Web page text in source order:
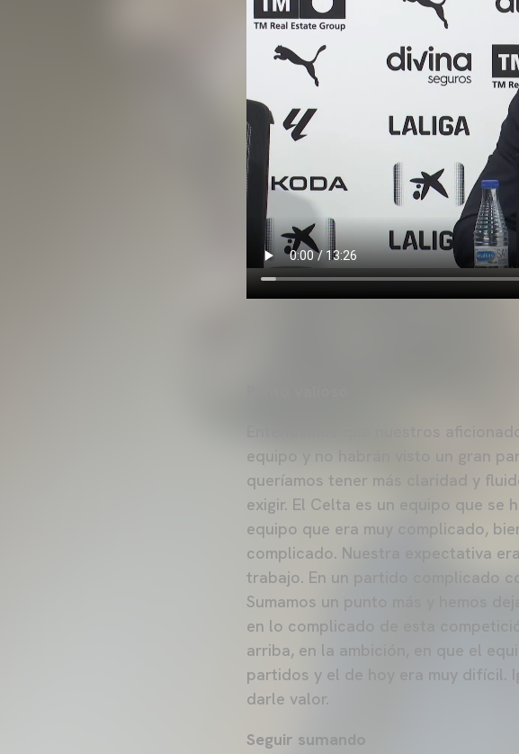
Entendemos que nuestros
equipo y no habrán visto un gran
queríamos tener más claridad y
exigir. El Celta es un equipo que se
equipo que era muy complicado,
complicado. Nuestra expectativa
trabajo. En un partido complicado
Sumamos un punto más y hemos
en lo complicado de esta
arriba, en la ambición, en que el
partidos y el de hoy era muy difícil.
darle valor.
Seguir sumando